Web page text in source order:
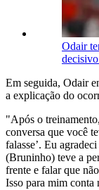
Odair
Em seguida, Odair
a explicação do
"Após o
conversa que você
falasse’. Eu
(Bruninho) teve a
frente e falar que
Isso para mim